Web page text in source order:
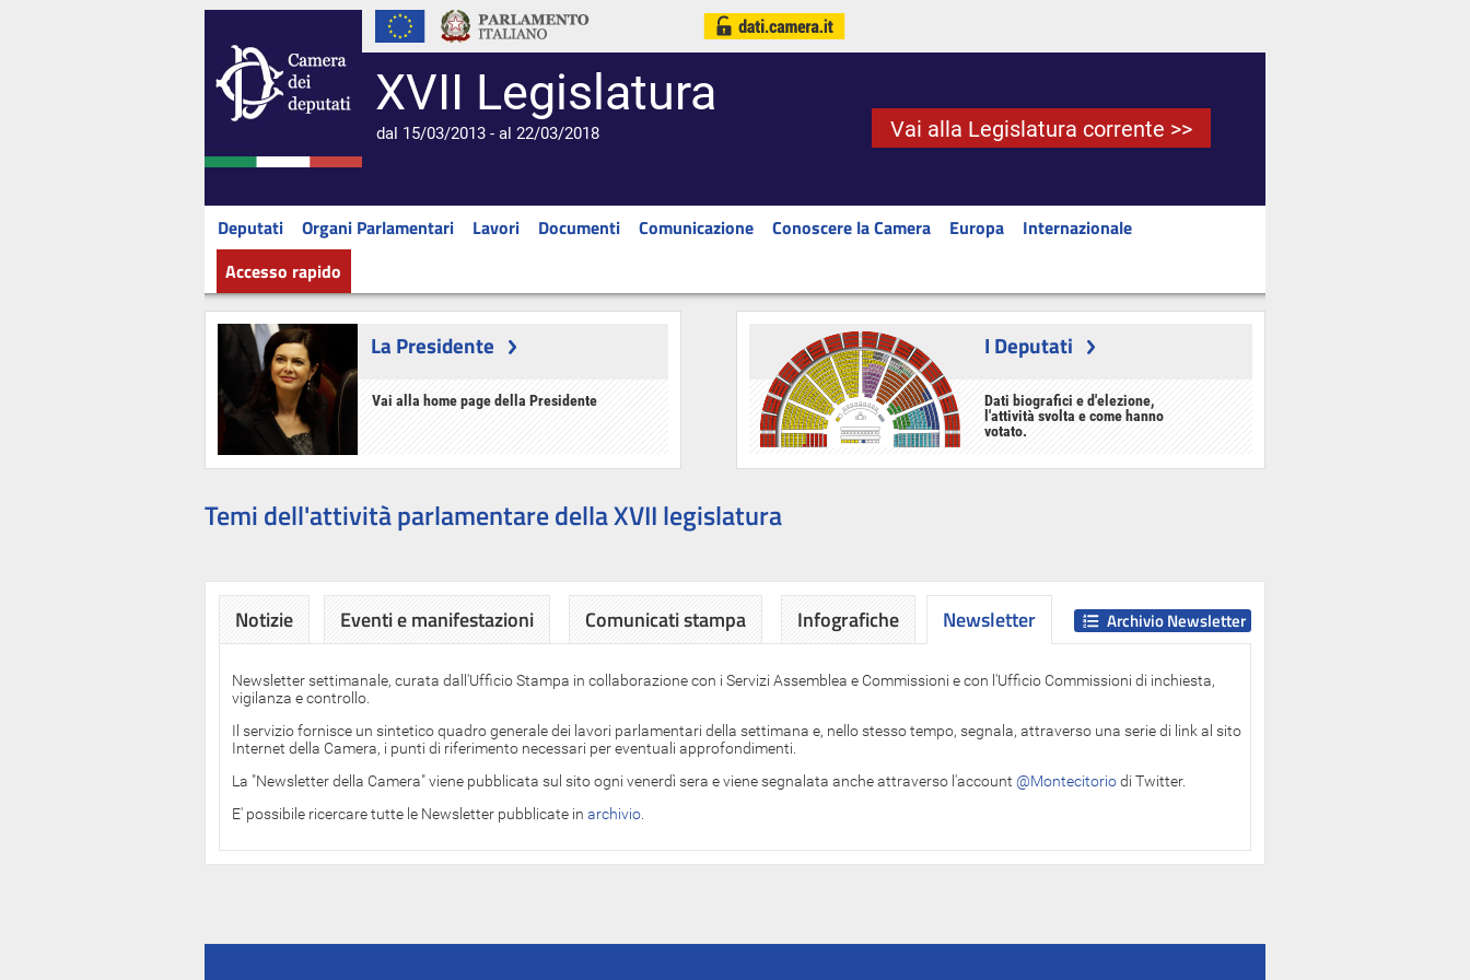
XVII Legislatura
dal 15/03/2013 - al 22/03/2018 Vai alla Legislatura corrente >>
Deputati Organi Parlamentari Lavori Documenti Comunicazione Conoscere la Camera Europa
Internazionale
Accesso rapido
La Presidente
Vai alla home page della Presidente
I Deputati
Dati biografici e d'elezione,
l'attività svolta e come hanno
votato.
Temi dell'attività parlamentare della XVII legislatura
Notizie Eventi e manifestazioni Comunicati stampa Infografiche Newsletter
Newsletter
Newsletter settimanale, curata dall'Ufficio Stampa in collaborazione con i Servizi Assemblea e Commissioni e con l'Ufficio Commissioni di inchiesta,
vigilanza e controllo.
Il servizio fornisce un sintetico quadro generale dei lavori parlamentari della settimana e, nello stesso tempo, segnala, attraverso una serie di link al sito
Internet della Camera, i punti di riferimento necessari per eventuali approfondimenti.
La "Newsletter della Camera" viene pubblicata sul sito ogni venerdì sera e viene segnalata anche attraverso l'account @Montecitoriodi Twitter.
E' possibile ricercare tutte le Newsletter pubblicate in archivio
Archivio Newsletter